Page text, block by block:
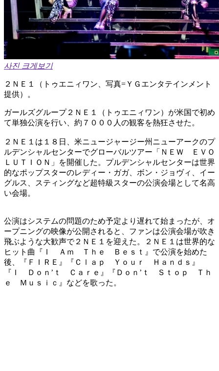
사진 크게보기
２ＮＥ１（トゥエニィワン、写真=ＹＧエンタテインメント
提供）。
ガールズグループ２ＮＥ１（トゥエニィワン）が米国で初め
て単独公演を行い、約７０００人の観客を熱狂させた。
２ＮＥ１は１８日、米ニュージャージー州ニューアークのプ
ルデンシャルセンターでグローバルツアー「ＮＥＷ ＥＶＯ
ＬＵＴＩＯＮ」を開催した。プルデンシャルセンターは世界
的なポップスターのレディー・ガガ、ボン・ジョヴィ、イー
グルス、スティングなど超特級スターの公演会場として名高
い会場。
公演はシステムの問題のため予定より遅れて始まったが、オ
ープニングの映像が公開されると、ファンは公演会場が吹き
飛ぶような大歓声で２ＮＥ１を迎えた。２ＮＥ１は世界的な
ヒット曲『Ｉ Ａｍ Ｔｈｅ Ｂｅｓｔ』で公演を始めた
後、『ＦＩＲＥ』『Ｃｌａｐ Ｙｏｕｒ Ｈａｎｄｓ』
『Ｉ Ｄｏｎ’ｔ Ｃａｒｅ』『Ｄｏｎ’ｔ Ｓｔｏｐ Ｔｈ
ｅ Ｍｕｓｉｃ』などを歌った。